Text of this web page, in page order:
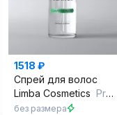
1518 ₽
Спрей для волос
Limba Cosmetics Premium Line Spray Glance Dawn Horizon
без размера